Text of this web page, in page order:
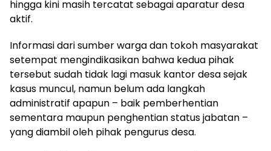
hingga kini masih tercatat sebagai aparatur desa
aktif.
Informasi dari sumber warga dan tokoh masyarakat
setempat mengindikasikan bahwa kedua pihak
tersebut sudah tidak lagi masuk kantor desa sejak
kasus muncul, namun belum ada langkah
administratif apapun – baik pemberhentian
sementara maupun penghentian status jabatan –
yang diambil oleh pihak pengurus desa.